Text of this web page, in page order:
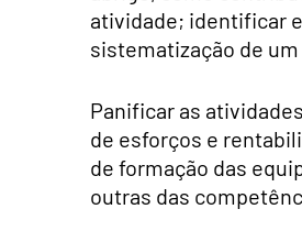
atividade; identificar
sistematização de
Panificar as
de esforços e
de formação das
outras das